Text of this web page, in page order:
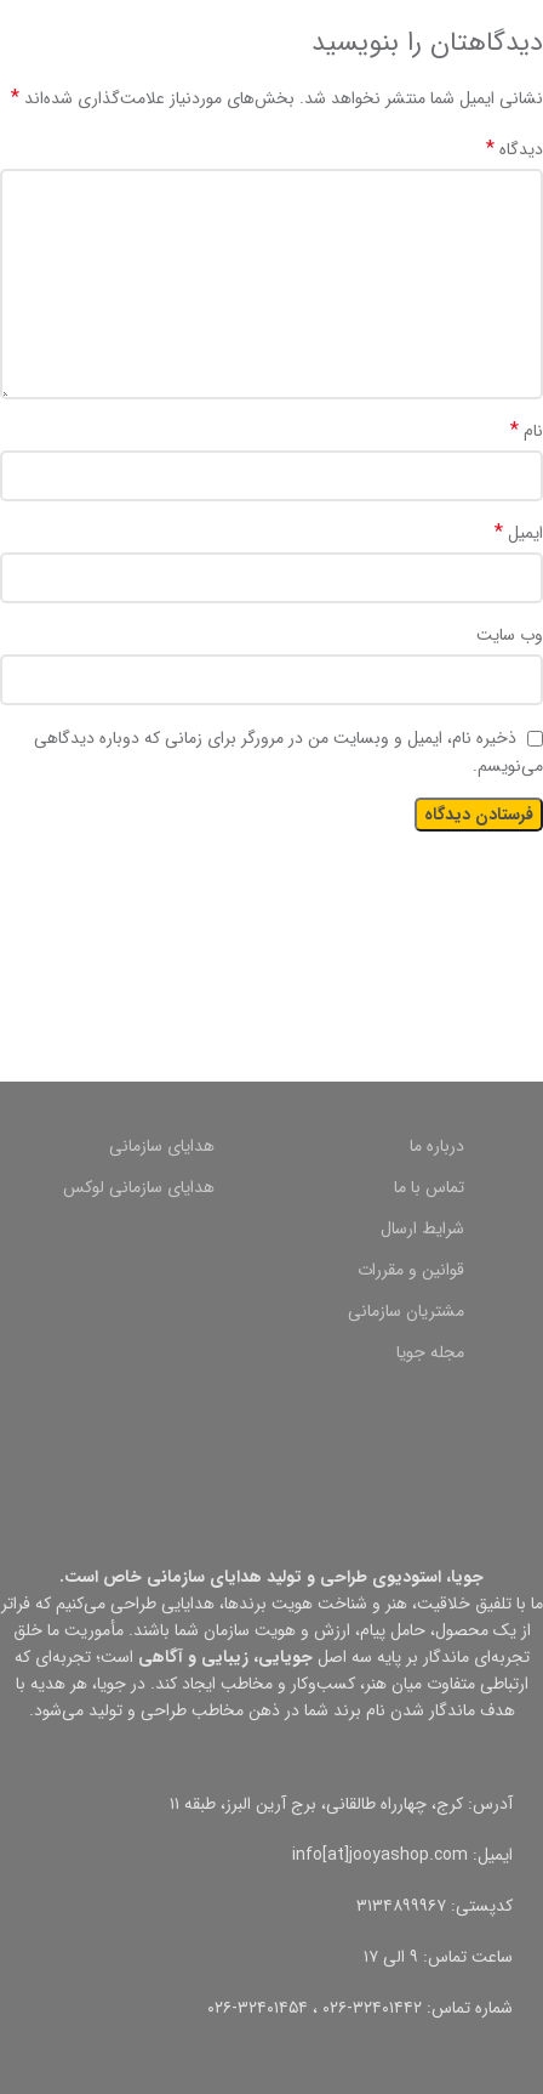
دیدگاهتان را بنویسید
نشانی ایمیل شما منتشر نخواهد شد. بخش‌های موردنیاز علامت‌گذاری شده‌اند *
دیدگاه*
نام*
ایمیل*
وب‌ سایت
ذخیره نام، ایمیل و وبسایت من در مرورگر برای زمانی که دوباره دیدگاهی
می‌نویسم.
هدایای سازمانی
هدایای سازمانی لوکس
درباره ما
تماس با ما
شرایط ارسال
قوانین و مقررات
مشتریان سازمانی
مجله جویا
جویا، استودیوی طراحی و تولید هدایای سازمانی خاص است.
ما با تلفیق خلاقیت، هنر و شناخت هویت برندها، هدایایی طراحی می‌کنیم که فراتر
از یک محصول، حامل پیام، ارزش و هویت سازمان شما باشند. مأموریت ما خلق
تجربه‌ای ماندگار بر پایه سه اصلجویایی، زیبایی و آگاهی است؛ تجربه‌ای که
ارتباطی متفاوت میان هنر، کسب‌وکار و مخاطب ایجاد کند. در جویا، هر هدیه با
هدف ماندگار شدن نام برند شما در ذهن مخاطب طراحی و تولید می‌شود.
آدرس: کرج، چهارراه طالقانی، برج آرین البرز، طبقه ۱۱
ایمیل: info[at]jooyashop.com
کدپستی: ۳۱۳۴۸۹۹۹۶۷
ساعت تماس: ۹ الی ۱۷
شماره تماس: ۳۲۴۰۱۴۴۲-۰۲۶ ، ۳۲۴۰۱۴۵۴-۰۲۶